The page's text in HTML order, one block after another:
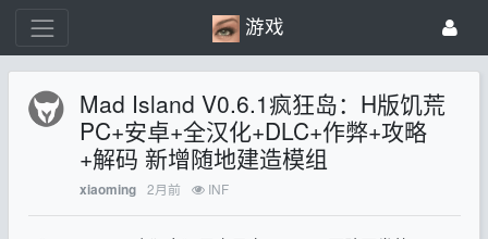
游戏
Mad Island V0.6.1疯狂岛：H版饥荒
PC+安卓+全汉化+DLC+作弊+攻略
+解码 新增随地建造模组
xiaoming 2月前 INF